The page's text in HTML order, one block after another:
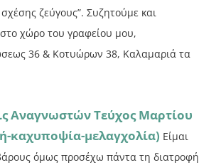
σχέσης ζεύγους”. Συζητούμε και
χώρο του γραφείου μου,
36 & Κοτυώρων 38, Καλαμαριά τα
Αναγνωστών Τεύχος Μαρτίου
καχυποψία-μελαγχολία) Είμαι
όμως προσέχω πάντα τη διατροφή